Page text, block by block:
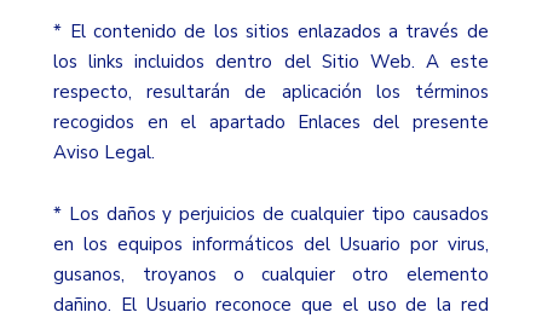
* El contenido de los sitios enlazados a través de
los links incluidos dentro del Sitio Web. A este
respecto, resultarán de aplicación los términos
recogidos en el apartado Enlaces del presente
Aviso Legal.
* Los daños y perjuicios de cualquier tipo causados
en los equipos informáticos del Usuario por virus,
gusanos, troyanos o cualquier otro elemento
dañino. El Usuario reconoce que el uso de la red